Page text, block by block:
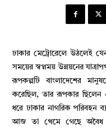
ঢাকার মেট্রোরেলে উঠলেই
সময়ের স্বপ্নময় উন্নয়নের
রূপকল্পটি বাংলাদেশের
করেছিল, তার রূপকার ছিলেন
ধরে ঢাকার নাগরিক পরিবহন
আজ তা থেমে গেছে অবৈধ